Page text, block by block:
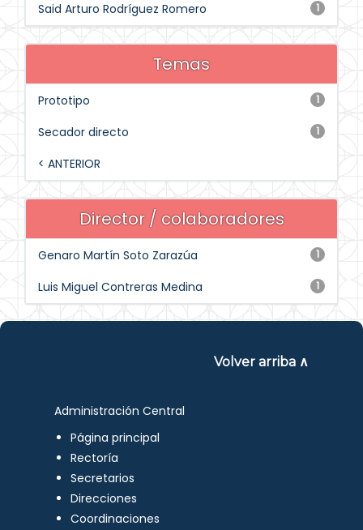
1
Said Arturo Rodríguez Romero
Temas
1
Prototipo
1
Secador directo
< ANTERIOR
Director / colaboradores
1
Genaro Martín Soto Zarazúa
1
Luis Miguel Contreras Medina
Volver arriba ∧
Administración Central
Página principal
Rectoría
Secretarios
Direcciones
Coordinaciones